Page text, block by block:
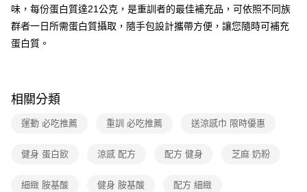
4.訂單成立30分鐘內，如未前往確認交易或遇審核未通過，訂單將自動取
消。如遇「轉專審核」未通過狀況，表示未達大哥付你分期系統評分，恕無
法說明評估內容。
【繳款方式說明】
帳／街口支付／iPASS MONEY」等通路繳費。
【注意事項】
用戶於交易時，得透過本服務購買商品或服務，並由商店將買賣／分期付款
資料（包含姓名、電話或地址）提供予台灣大哥大進項蒐集、處理及利用，
便利好安心！
１．簡單：不需註冊會員、不需綁卡、不需儲值。
２．便利：只要手機號碼，簡訊認證，即可結帳。
３．安心：先確認商品／服務後，再付款。
結帳頁面，進行簡訊認證並確認金額後，即可完成結帳。
２．訂單成立數日內，您將收到繳費通知簡訊。
３．收到繳費通知簡訊後14天內，點擊此簡訊中的連結，可透過四大超商／
ATM／網路銀行／等多元方式進行付款，方視為交易完成。
購買商品的店家。未經商家同意取消之訂單仍視為有效，需透過AFTEE先享
※ 交易是否成功請以「AFTEE先享後付 」之結帳頁面顯示為準，若有關於
運送方式
全家付款取貨
付款後全家取貨
每筆NT$90，滿NT$699(含以上)免運費
付款後7-11取貨
味，每份蛋白質達21公克，是重訓者的最佳補充品，可依照不同族
群者一日所需蛋白質攝取，隨手包設計攜帶方便，讓您隨時可補充
蛋白質。
相關分類
運動 必吃推薦 重訓 必吃推薦 送涼感巾 限時優惠
健身 蛋白飲 涼感 配方 配方 健身 芝麻 奶粉
細緻 胺基酸 健身 胺基酸 配方 細緻